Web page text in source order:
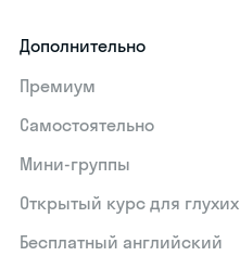
Дополнительно
Премиум
Самостоятельно
Мини-группы
Открытый курс для глухих
Бесплатный английский